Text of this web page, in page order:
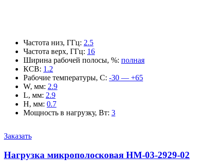
Частота низ, ГГц: 2.5
Частота верх, ГГц: 16
Ширина рабочей полосы, %: полная
КСВ: 1.2
Рабочие температуры, С: -30 — +65
W, мм: 2.9
L, мм: 2.9
H, мм: 0.7
Мощность в нагрузку, Вт: 3
Заказать
Нагрузка микрополосковая НМ-03-2929-02